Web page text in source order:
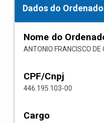
Dados do
Nome do
ANTONIO FRANCISCO DE
CPF/Cnpj
446.195.103-00
Cargo